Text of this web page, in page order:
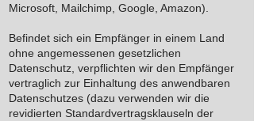
Microsoft, Mailchimp, Google, Amazon).
Befindet sich ein Empfänger in einem Land
ohne angemessenen gesetzlichen
Datenschutz, verpflichten wir den Empfänger
vertraglich zur Einhaltung des anwendbaren
Datenschutzes (dazu verwenden wir die
revidierten Standardvertragsklauseln der